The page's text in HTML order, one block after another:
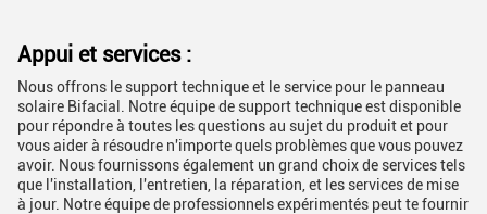
Appui et services :
Nous offrons le support technique et le service pour le panneau
solaire Bifacial. Notre équipe de support technique est disponible
pour répondre à toutes les questions au sujet du produit et pour
vous aider à résoudre n'importe quels problèmes que vous pouvez
avoir. Nous fournissons également un grand choix de services tels
que l'installation, l'entretien, la réparation, et les services de mise
à jour. Notre équipe de professionnels expérimentés peut te fournir